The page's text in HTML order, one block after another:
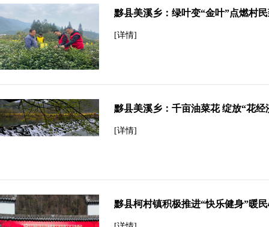
黟县美溪乡：绿叶变“金叶”点燃村
[详情]
黟县美溪乡：千亩油菜花 绽放“花经
[详情]
黟县柯村镇积极推进“快乐健身”暖